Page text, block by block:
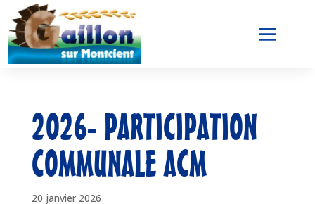
2026- PARTICIPATION
COMMUNALE ACM
20 janvier 2026